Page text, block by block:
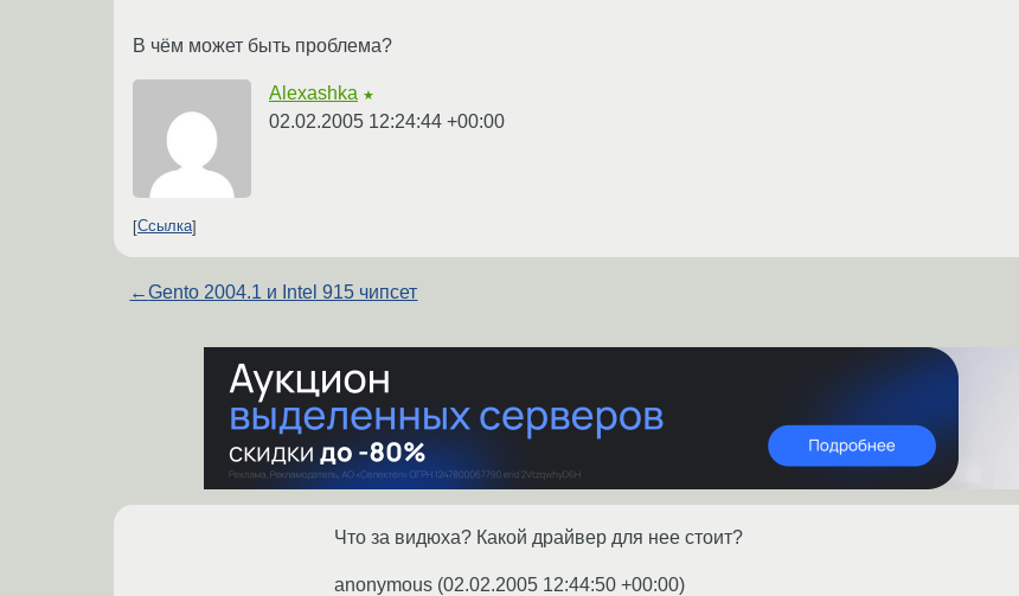
В чём может быть проблема?
Alexashka ★
02.02.2005 12:24:44 +00:00
Ссылка
←Gento 2004.1 и Intel 915 чипсет
Что за видюха? Какой драйвер для нее стоит?
anonymous (02.02.2005 12:44:50 +00:00)